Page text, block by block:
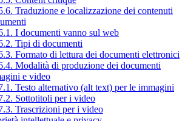
Traduzione e localizzazione dei contenuti
I documenti vanno sul web
Tipi di documenti
Formato di lettura dei documenti elettronici
Modalità di produzione dei documenti
e video
Testo alternativo (alt text) per le immagini
Sottotitoli per i video
Trascrizioni per i video